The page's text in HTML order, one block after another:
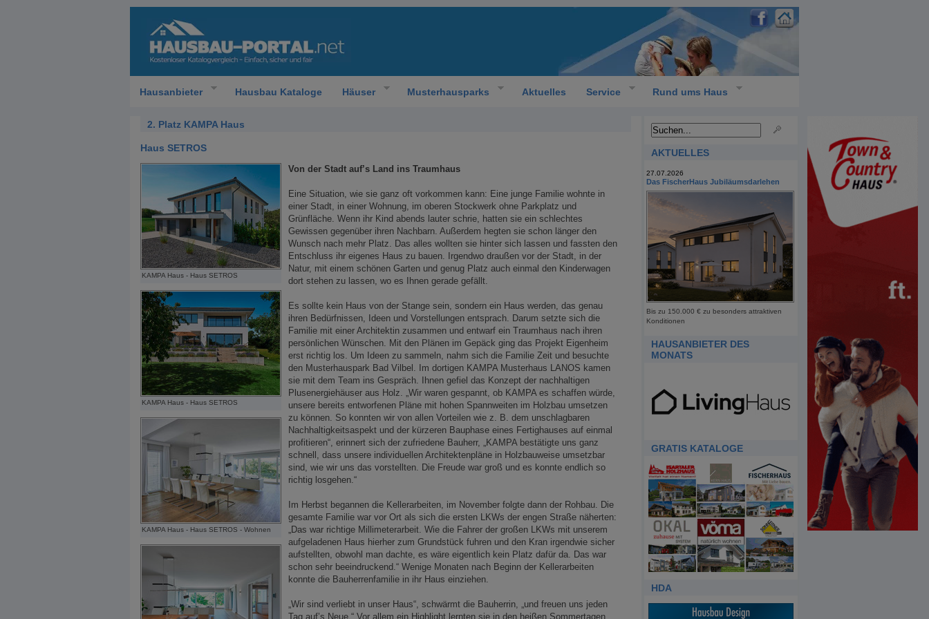
Hausanbieter Hausbau Kataloge Häuser Musterhausparks Aktuelles Service Rund ums Haus
2. Platz KAMPA Haus
Haus SETROS
KAMPA Haus - Haus SETROS
KAMPA Haus - Haus SETROS
KAMPA Haus - Haus SETROS - Wohnen
Von der Stadt auf’s Land ins Traumhaus
Eine Situation, wie sie ganz oft vorkommen kann: Eine junge Familie wohnte in
einer Stadt, in einer Wohnung, im oberen Stockwerk ohne Parkplatz und
Grünfläche. Wenn ihr Kind abends lauter schrie, hatten sie ein schlechtes
Gewissen gegenüber ihren Nachbarn. Außerdem hegten sie schon länger den
Wunsch nach mehr Platz. Das alles wollten sie hinter sich lassen und fassten den
Entschluss ihr eigenes Haus zu bauen. Irgendwo draußen vor der Stadt, in der
Natur, mit einem schönen Garten und genug Platz auch einmal den Kinderwagen
dort stehen zu lassen, wo es Ihnen gerade gefällt.
Es sollte kein Haus von der Stange sein, sondern ein Haus werden, das genau
ihren Bedürfnissen, Ideen und Vorstellungen entsprach. Darum setzte sich die
Familie mit einer Architektin zusammen und entwarf ein Traumhaus nach ihren
persönlichen Wünschen. Mit den Plänen im Gepäck ging das Projekt Eigenheim
erst richtig los. Um Ideen zu sammeln, nahm sich die Familie Zeit und besuchte
den Musterhauspark Bad Vilbel. Im dortigen KAMPA Musterhaus LANOS kamen
sie mit dem Team ins Gespräch. Ihnen gefiel das Konzept der nachhaltigen
Plusenergiehäuser aus Holz. „Wir waren gespannt, ob KAMPA es schaffen würde,
unsere bereits entworfenen Pläne mit hohen Spannweiten im Holzbau umsetzen
zu können. So konnten wir von allen Vorteilen wie z. B. dem unschlagbaren
Nachhaltigkeitsaspekt und der kürzeren Bauphase eines Fertighauses auf einmal
profitieren“, erinnert sich der zufriedene Bauherr, „KAMPA bestätigte uns ganz
schnell, dass unsere individuellen Architektenpläne in Holzbauweise umsetzbar
sind, wie wir uns das vorstellten. Die Freude war groß und es konnte endlich so
richtig losgehen.“
Im Herbst begannen die Kellerarbeiten, im November folgte dann der Rohbau. Die
gesamte Familie war vor Ort als sich die ersten LKWs der engen Straße näherten:
„Das war richtige Millimeterarbeit. Wie die Fahrer der großen LKWs mit unserem
aufgeladenen Haus hierher zum Grundstück fuhren und den Kran irgendwie sicher
aufstellten, obwohl man dachte, es wäre eigentlich kein Platz dafür da. Das war
schon sehr beeindruckend.“ Wenige Monaten nach Beginn der Kellerarbeiten
konnte die Bauherrenfamilie in ihr Haus einziehen.
„Wir sind verliebt in unser Haus“, schwärmt die Bauherrin, „und freuen uns jeden
Tag auf’s Neue.“ Vor allem ein Highlight lernten sie in den heißen Sommertagen
AKTUELLES
27.07.2026
Das FischerHaus Jubiläumsdarlehen
Bis zu 150.000 € zu besonders attraktiven
Konditionen
HAUSANBIETER DES
MONATS
GRATIS KATALOGE
HDA